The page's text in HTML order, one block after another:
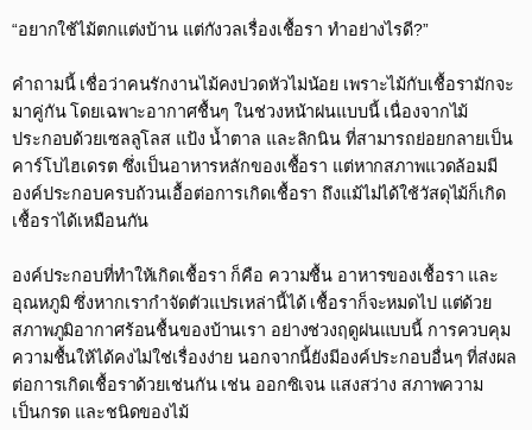
“อยากใช้ไม้ตกแต่งบ้าน แต่กังวลเรื่องเชื้อรา ทำอย่างไรดี?”​
คำถามนี้ เชื่อว่าคนรักงานไม้คงปวดหัวไม่น้อย เพราะไม้กับเชื้อรามักจะ
มาคู่กัน โดยเฉพาะอากาศชื้นๆ ในช่วงหน้าฝนแบบนี้ เนื่องจากไม้
ประกอบด้วยเซลลูโลส แป้ง น้ำตาล และลิกนิน ที่สามารถย่อยกลายเป็น
คาร์โบไฮเดรต ซึ่งเป็นอาหารหลักของเชื้อรา แต่หากสภาพแวดล้อมมี
องค์ประกอบครบถ้วนเอื้อต่อการเกิดเชื้อรา ถึงแม้ไม่ได้ใช้วัสดุไม้ก็เกิด
เชื้อราได้เหมือนกัน​
องค์ประกอบที่ทำให้เกิดเชื้อรา ก็คือ ความชื้น อาหารของเชื้อรา และ
อุณหภูมิ ซึ่งหากเรากำจัดตัวแปรเหล่านี้ได้ เชื้อราก็จะหมดไป แต่ด้วย
สภาพภูมิอากาศร้อนชื้นของบ้านเรา อย่างช่วงฤดูฝนแบบนี้ การควบคุม
ความชื้นให้ได้คงไม่ใช่เรื่องง่าย นอกจากนี้ยังมีองค์ประกอบอื่นๆ ที่ส่งผล
ต่อการเกิดเชื้อราด้วยเช่นกัน เช่น ออกซิเจน แสงสว่าง สภาพความ
เป็นกรด และชนิดของไม้​